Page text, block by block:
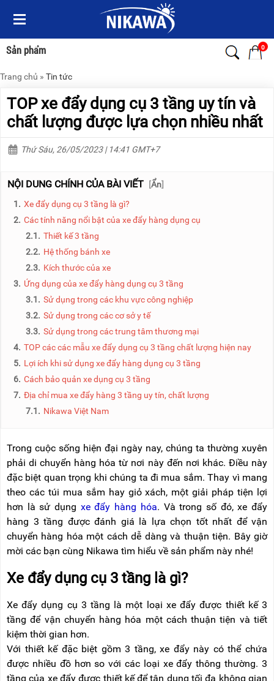
Sản phẩm 0
Menu
Sản
phẩm
TRANG
THANG
NHÔM
XE
DÂY
THOÁT
NÂNG
VIDEO
TỨC
BÁO
NÓI
NIKAWA
THIỆU
ĐẠI
BẢO
HÀNH
HỆ
Menu
Sản
phẩm
TRANG
THANG
NHÔM
THANG
NHÔM
GIA
THANG
(THANG
LỒNG)
THANG
ĐIỆN
NHÔM
CHỮ
CÔNG
NGHIỆP
THANG
NHÔM
GIÁO
VÁN
THANG
RẢNH
HÀNG
BỘ
THOÁT
HIỂM
TỰ
Trang chủ » Tin tức
TOP xe đẩy dụng cụ 3 tầng uy tín và
chất lượng được lựa chọn nhiều nhất
Thứ Sáu, 26/05/2023 | 14:41 GMT+7
NỘI DUNG CHÍNH CỦA BÀI VIẾT [Ẩn]
1. Xe đẩy dụng cụ 3 tầng là gì?
2. Các tính năng nổi bật của xe đẩy hàng dụng cụ
2.1. Thiết kế 3 tầng
2.2. Hệ thống bánh xe
2.3. Kích thước của xe
3. Ứng dụng của xe đẩy hàng dụng cụ 3 tầng
3.1. Sử dụng trong các khu vực công nghiệp
3.2. Sử dụng trong các cơ sở y tế
3.3. Sử dụng trong các trung tâm thương mại
4. TOP các các mẫu xe đẩy dụng cụ 3 tầng chất lượng hiện nay
5. Lợi ích khi sử dụng xe đẩy hàng dụng cụ 3 tầng
6. Cách bảo quản xe dụng cụ 3 tầng
7. Địa chỉ mua xe đẩy hàng 3 tầng uy tín, chất lượng
7.1. Nikawa Việt Nam
Trong cuộc sống hiện đại ngày nay, chúng ta thường xuyên
phải di chuyển hàng hóa từ nơi này đến nơi khác. Điều này
đặc biệt quan trọng khi chúng ta đi mua sắm. Thay vì mang
theo các túi mua sắm hay giỏ xách, một giải pháp tiện lợi
hơn là sử dụng xe đẩy hàng hóa. Và trong số đó, xe đẩy
hàng 3 tầng được đánh giá là lựa chọn tốt nhất để vận
chuyển hàng hóa một cách dễ dàng và thuận tiện. Bây giờ
mời các bạn cùng Nikawa tìm hiểu về sản phẩm này nhé!
Xe đẩy dụng cụ 3 tầng là gì?
Xe đẩy dụng cụ 3 tầng là một loại xe đẩy được thiết kế 3
tầng để vận chuyển hàng hóa một cách thuận tiện và tiết
kiệm thời gian hơn.
Với thiết kế đặc biệt gồm 3 tầng, xe đẩy này có thể chứa
được nhiều đồ hơn so với các loại xe đẩy thông thường. 3
tầng của xe đẩy được thiết kế để tận dụng tối đa không gian